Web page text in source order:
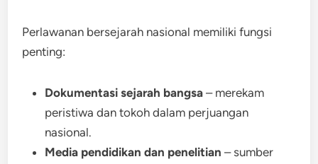
Perlawanan bersejarah nasional memiliki fungsi
penting:
Dokumentasi sejarah bangsa – merekam
peristiwa dan tokoh dalam perjuangan
nasional.
Media pendidikan dan penelitian – sumber